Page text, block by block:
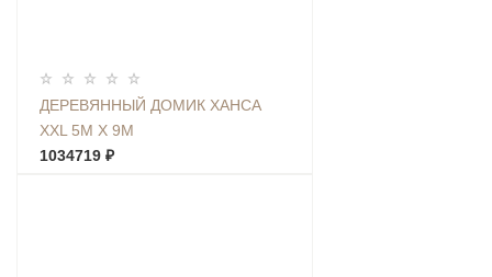
ДЕРЕВЯННЫЙ ДОМИК ХАНСА
XXL 5М Х 9М
1034719 ₽